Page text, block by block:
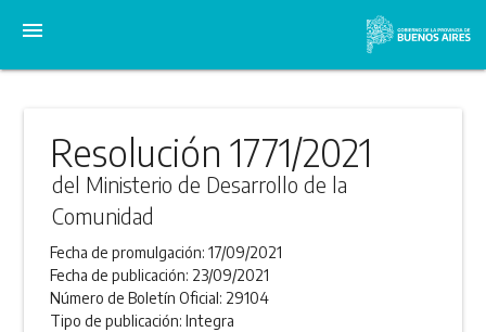
menu
Resolución 1771/2021
del Ministerio de Desarrollo de la
Comunidad
Fecha de promulgación:17/09/2021
Fecha de publicación: 23/09/2021
Número de Boletín Oficial: 29104
Tipo de publicación:Integra